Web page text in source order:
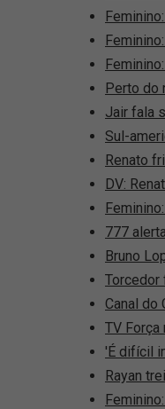
Perto do
Jair fala
Sul-
Renato
DV:
777
Bruno
Torcedor
Canal do
TV
'É difícil
Rayan